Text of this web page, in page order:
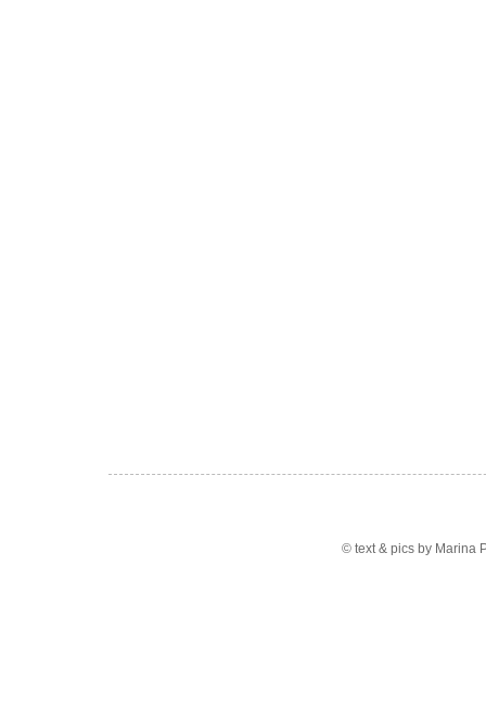
© text & pics by Marina